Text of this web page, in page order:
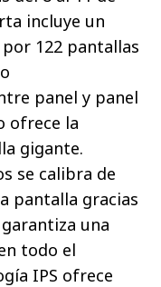
incluye un
122 pantallas
panel y panel
ofrece la
gigante.
se calibra de
pantalla gracias
una
todo el
IPS ofrece